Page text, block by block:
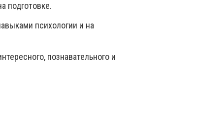
подготовке.
психологии и на
познавательного и